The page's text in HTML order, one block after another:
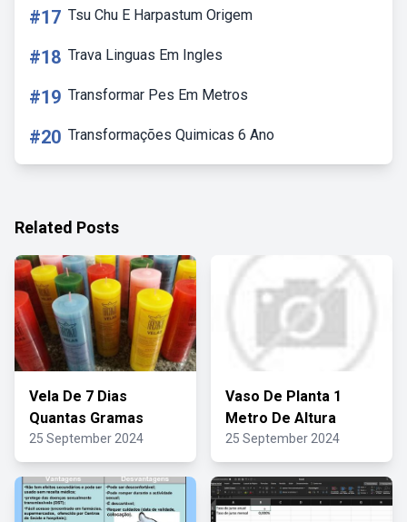
#17 Tsu Chu E Harpastum Origem
#18 Trava Linguas Em Ingles
#19 Transformar Pes Em Metros
#20 Transformações Quimicas 6 Ano
Related Posts
Vela De 7 Dias
Quantas Gramas
25 September 2024
Vaso De Planta 1
Metro De Altura
25 September 2024